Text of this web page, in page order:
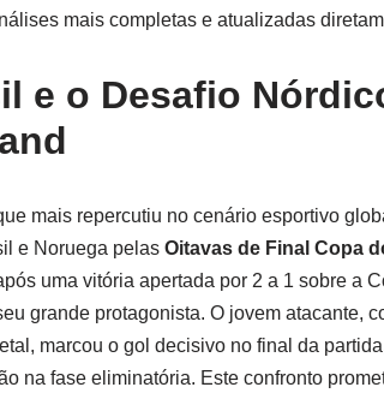
mais completas e atualizadas
e o Desafio
mais repercutiu no cenário esportivo
e Noruega pelas Oitavas de Final Copa
uma vitória apertada por 2 a 1 sobre a
grande protagonista. O jovem atacante,
marcou o gol decisivo no final da
na fase eliminatória. Este confronto